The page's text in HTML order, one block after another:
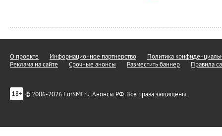
О проекте Информационное партнерство
Политика
Реклама на сайте
Срочные анонсы Разместить баннер Правила
18+ © 2006-2026 ForSMI.ru. Анонсы.РФ. Все права защищены.